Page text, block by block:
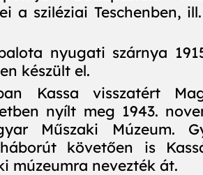
a sziléziai Teschenben,
nyugati szárnya
készült el.
Kassa visszatért
nyílt meg 1943.
Műszaki Múzeum.
követően is
múzeumra nevezték át.